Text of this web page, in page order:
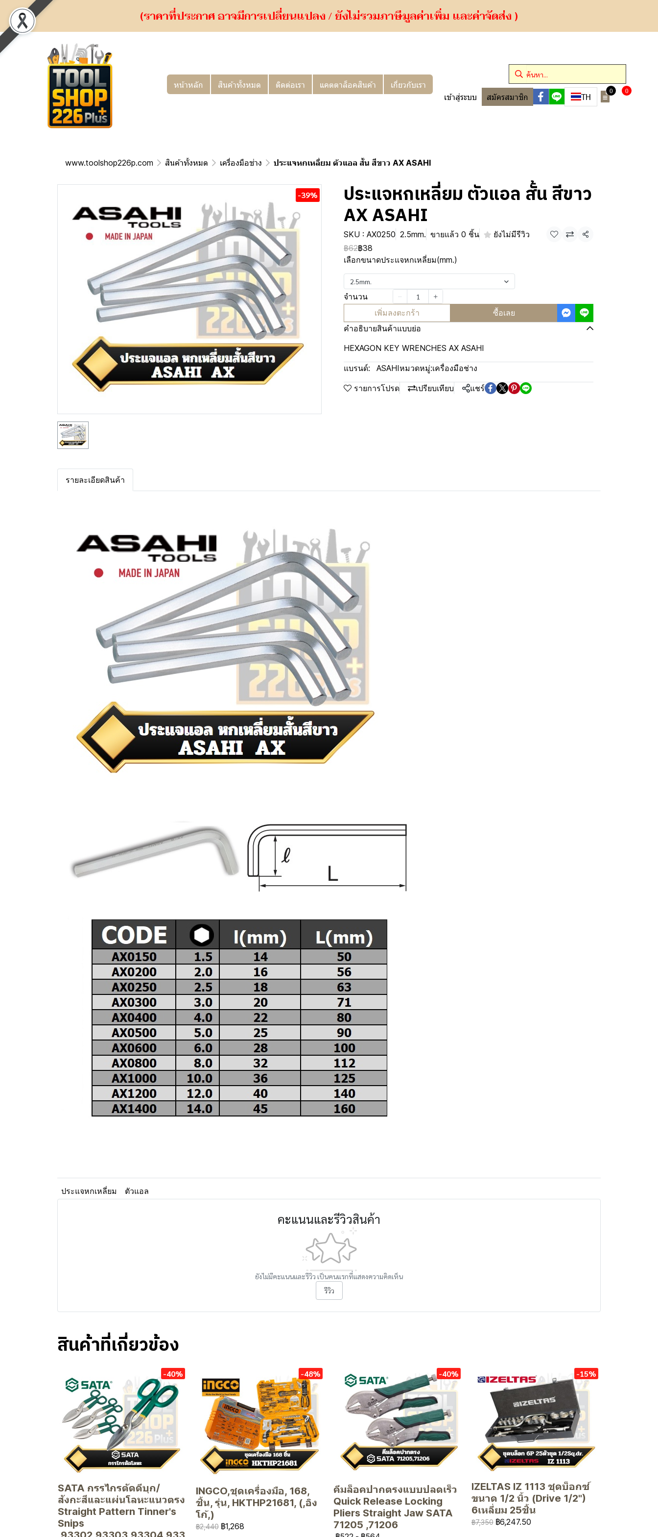
(ราคาที่ประกาศ อาจมีการเปลี่ยนแปลง / ยังไม่รวมภาษีมูลค่าเพิ่ม และค่าจัดส่ง )
หน้าหลัก สินค้าทั้งหมด ติดต่อเรา แคตตาล็อคสินค้า เกี่ยวกับเรา
เข้าสู่ระบบ สมัครสมาชิก TH
0 0
www.toolshop226p.com สินค้าทั้งหมด เครื่องมือช่าง ประแจหกเหลี่ยม ตัวแอล สั้น สีขาว AX ASAHI
-39% ประแจหกเหลี่ยม ตัวแอล สั้น สีขาว
AX ASAHI
SKU : AX0250 2.5mm. ขายแล้ว 0 ชิ้น ยังไม่มีรีวิว
แชร์
฿62฿38
เลือกขนาดประแจหกเหลี่ยม(mm.)
2.5mm.
จำนวน
เพิ่มลงตะกร้า
ซื้อเลย
คำอธิบายสินค้าแบบย่อ
HEXAGON KEY WRENCHES AX ASAHI
แบรนด์: ASAHIหมวดหมู่:เครื่องมือช่าง
รายการโปรด เปรียบเทียบ แชร์
รายละเอียดสินค้า
ประแจหกเหลี่ยม ตัวแอล
คะแนนและรีวิวสินค้า
ยังไม่มีคะแนนและรีวิว เป็นคนแรกที่แสดงความคิดเห็น
รีวิว
สินค้าที่เกี่ยวข้อง
-40%
SATA กรรไกรตัดดีบุก/
สังกะสีและแผ่นโลหะแนวตรง
Straight Pattern Tinner's
Snips
-48%
INGCO,ชุดเครื่องมือ, 168,
ชิ้น, รุ่น, HKTHP21681, (,อิง
โก้,)
฿2,440 ฿1,268
-40%
คีมล็อคปากตรงแบบปลดเร็ว
Quick Release Locking
Pliers Straight Jaw SATA
71205 ,71206
-15%
IZELTAS IZ 1113 ชุดบ็อกซ์
ขนาด 1/2 นิ้ว (Drive 1/2")
6เหลี่ยม 25ชิ้น
฿7,350 ฿6,247.50